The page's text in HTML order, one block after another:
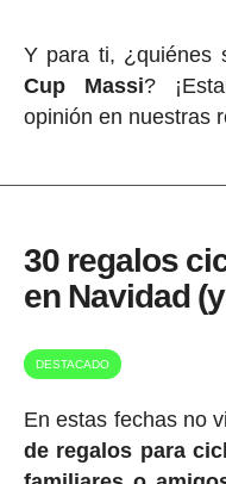
Y para ti, ¿quiénes
Cup Massi?
opinión en nuestras
30 regalos
en Navidad
DESTACADO
En estas fechas no
de regalos para